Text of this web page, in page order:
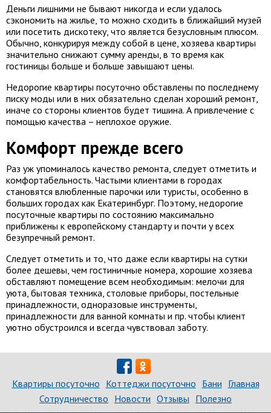
Деньги лишними не бывают никогда и если удалось
сэкономить на жилье, то можно сходить в ближайший музей
или посетить дискотеку, что является безусловным плюсом.
Обычно, конкурируя между собой в цене, хозяева квартиры
значительно снижают сумму аренды, в то время как
гостиницы больше и больше завышают цены.
Недорогие квартиры посуточно обставлены по последнему
писку моды или в них обязательно сделан хороший ремонт,
иначе со стороны клиентов будет тишина. А привлечение с
помощью качества – неплохое оружие.
Комфорт прежде всего
Раз уж упоминалось качество ремонта, следует отметить и
комфортабельность. Частыми клиентами в городах
становятся влюбленные парочки или туристы, особенно в
больших городах как Екатеринбург. Поэтому, недорогие
посуточные квартиры по состоянию максимально
приближены к европейскому стандарту и почти у всех
безупречный ремонт.
Следует отметить и то, что даже если квартиры на сутки
более дешевы, чем гостиничные номера, хорошие хозяева
обставляют помещение всем необходимым: мелочи для
уюта, бытовая техника, столовые приборы, постельные
принадлежности, одноразовые инструменты,
принадлежности для ванной комнаты и пр. чтобы клиент
уютно обустроился и всегда чувствовал заботу.
Квартиры посуточно Коттеджи посуточно Бани Главная
Сотрудничество Новости Отзывы Полезно